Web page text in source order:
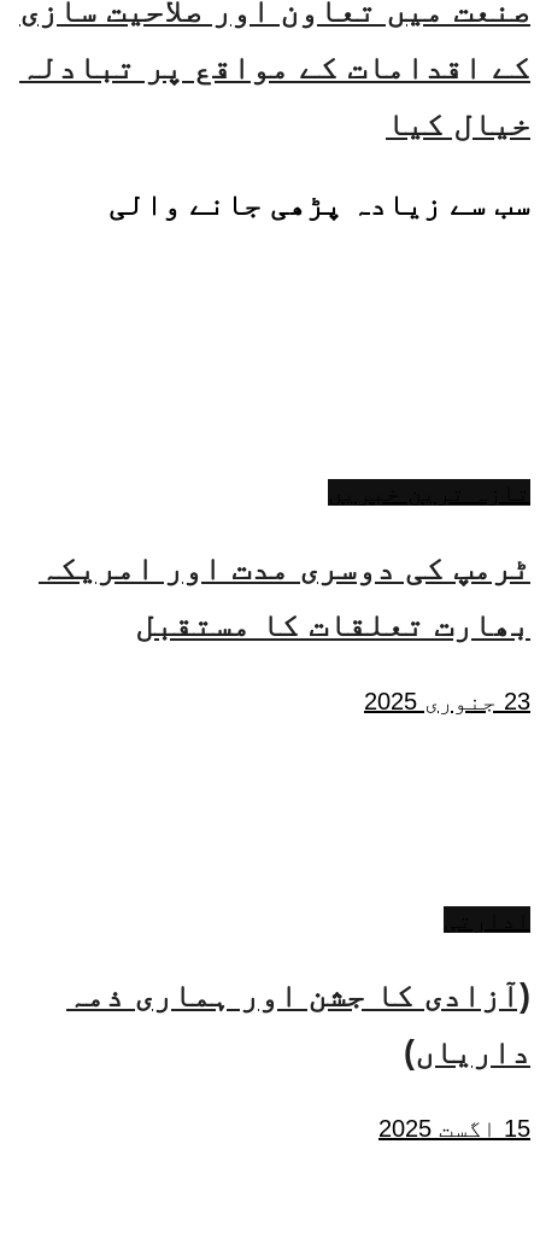
صنعت میں تعاون اور صلاحیت سازی
کے اقدامات کے مواقع پر تبادلہ
خیال کیا
سب سے زیادہ پڑھی جانے والی
ٹرمپ کی دوسری مدت اور امریکہ
بھارت تعلقات کا مستقبل
23 جنوری 2025
(آزادی کا جشن اور ہماری ذمہ
داریاں)
15 اگست 2025